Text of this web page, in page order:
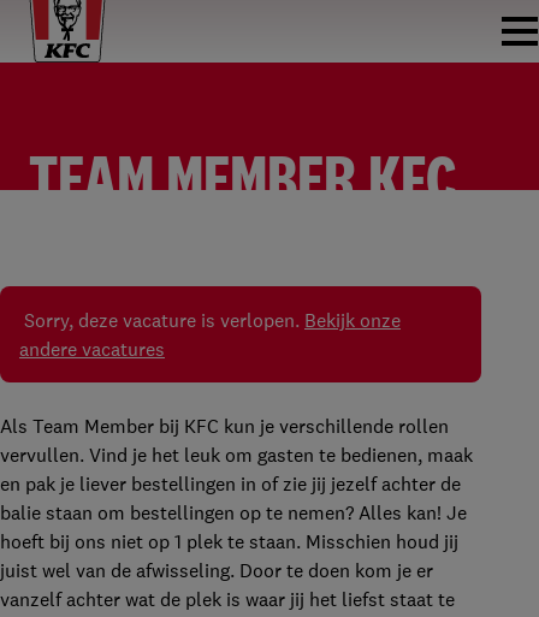
TEAM MEMBER KFC
Sorry, deze vacature is verlopen. Bekijk onze
andere vacatures
Als Team Member bij KFC kun je verschillende rollen
vervullen. Vind je het leuk om gasten te bedienen, maak
en pak je liever bestellingen in of zie jij jezelf achter de
balie staan om bestellingen op te nemen? Alles kan! Je
hoeft bij ons niet op 1 plek te staan. Misschien houd jij
juist wel van de afwisseling. Door te doen kom je er
vanzelf achter wat de plek is waar jij het liefst staat te